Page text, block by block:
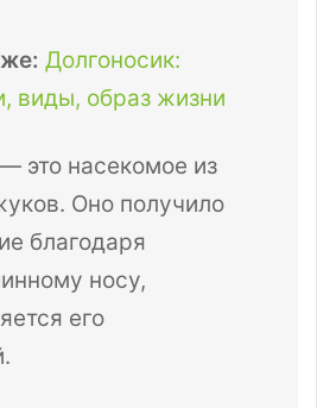
Долгоносик:
виды, образ жизни
это насекомое из
Оно получило
благодаря
носу,
его